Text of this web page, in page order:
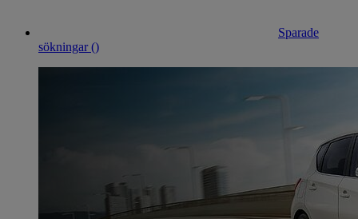
Sparade
sökningar ()